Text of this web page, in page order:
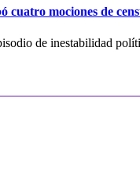
cuatro mociones de
de inestabilidad